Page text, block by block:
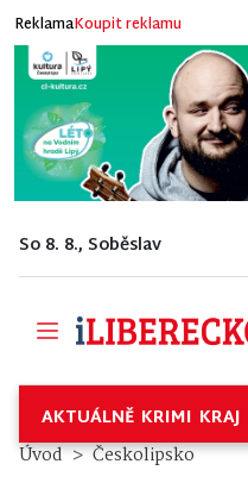
ReklamaKoupit reklamu
So 8. 8., Soběslav
AKTUÁLNĚ KRIMI KRAJ
Úvod Českolipsko